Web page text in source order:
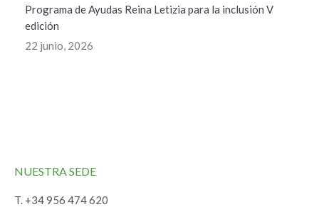
Programa de Ayudas Reina Letizia para la inclusión V
edición
22 junio, 2026
NUESTRA SEDE
T. +34 956 474 620